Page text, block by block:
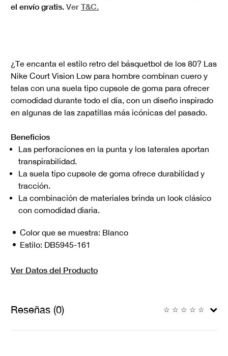
el envío gratis. Ver T&C.
¿Te encanta el estilo retro del básquetbol de los 80? Las
Nike Court Vision Low para hombre combinan cuero y
telas con una suela tipo cupsole de goma para ofrecer
comodidad durante todo el día, con un diseño inspirado
en algunas de las zapatillas más icónicas del pasado.
Beneficios
Las perforaciones en la punta y los laterales aportan
transpirabilidad.
La suela tipo cupsole de goma ofrece durabilidad y
tracción.
La combinación de materiales brinda un look clásico
con comodidad diaria.
Color que se muestra: Blanco
Estilo: DB5945-161
Ver Datos del Producto
Reseñas (0) ☆ ☆ ☆ ☆ ☆